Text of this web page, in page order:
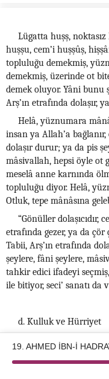
19. AHMED İBN-İ
Lügatta huşş,
huşşu, cem’i huşşûş,
topluluğu demekmiş,
demekmiş, üzerinde ot
demek oluyor. Yâni bunu
Arş’ın etrafında dolaşır,
Helâ, yüznumara
insan ya Allah’a
dolaşır durur; ya da pis
mâsivallah, hepsi öyle ot
meselâ anne karnında
topluluğu diyor. Helâ,
Otluk, tepe mânâsına
“Gönüller dolaşıcıdır,
etrafında gezer, ya da çör
Tabii, Arş’ın etrafında
şeylere, fâni şeylere,
tahkir edici ifadeyi
ile bitiyor, seci’ sanatı da
d. Kulluk ve Hürriyet
©2026 Kotku Enstitüsü